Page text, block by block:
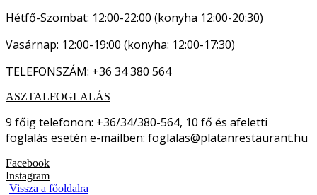
Hétfő-Szombat: 12:00-22:00 (konyha 12:00-20:30)
Vasárnap: 12:00-19:00 (konyha: 12:00-17:30)
TELEFONSZÁM: +36 34 380 564
ASZTALFOGLALÁS
9 főig telefonon: +36/34/380-564, 10 fő és afeletti
foglalás esetén e-mailben: foglalas@platanrestaurant.hu
Facebook
Instagram
Vissza a főoldalra